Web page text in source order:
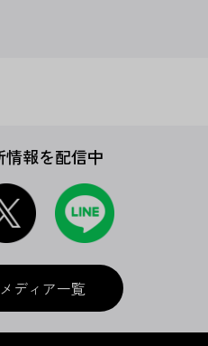
情報を配信中
ディア一覧